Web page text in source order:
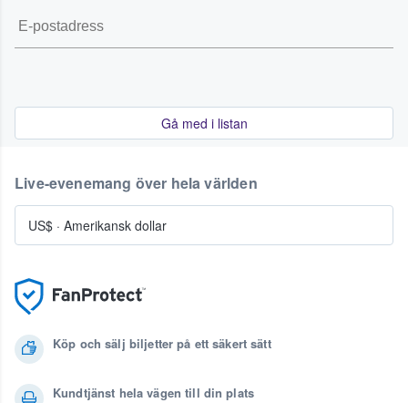
Gå med i listan
Köp och sälj biljetter på ett säkert sätt
Kundtjänst hela vägen till din plats
Live-evenemang över hela världen
US$ · Amerikansk dollar